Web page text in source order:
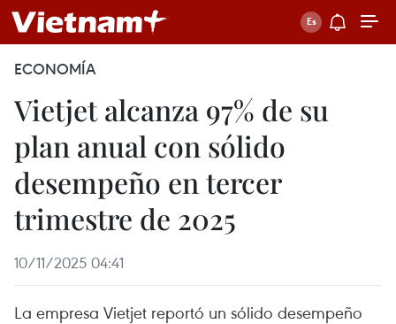
ECONOMÍA
Vietjet alcanza 97% de su
plan anual con sólido
desempeño en tercer
trimestre de 2025
10/11/2025 04:41
La empresa Vietjet reportó un sólido desempeño